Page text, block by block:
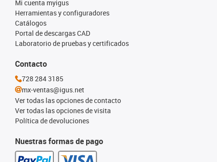
Nuestras formas de pago
Mi cuenta myigus
Herramientas y configuradores
Catálogos
Portal de descargas CAD
Laboratorio de pruebas y certificados
Contacto
728 284 3185
mx-ventas@igus.net
Ver todas las opciones de contacto
Ver todas las opciones de visita
Política de devoluciones